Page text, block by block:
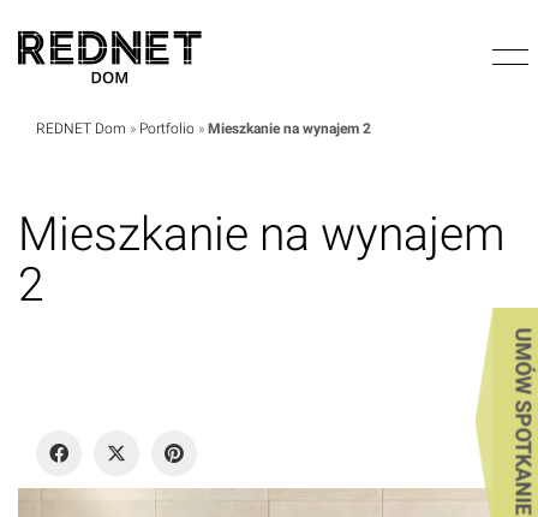
UMÓW SPOTKANIE
REDNET Dom » Portfolio » Mieszkanie na wynajem 2
Mieszkanie na wynajem
2